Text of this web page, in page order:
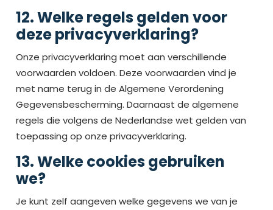
12. Welke regels gelden voor
deze privacyverklaring?
Onze privacyverklaring moet aan verschillende
voorwaarden voldoen. Deze voorwaarden vind je
met name terug in de Algemene Verordening
Gegevensbescherming. Daarnaast de algemene
regels die volgens de Nederlandse wet gelden van
toepassing op onze privacyverklaring.
13. Welke cookies gebruiken
we?
Je kunt zelf aangeven welke gegevens we van je